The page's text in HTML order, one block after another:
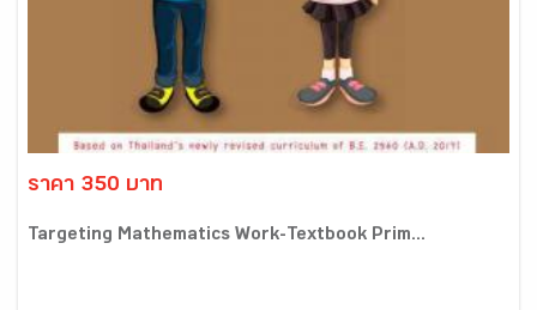
ราคา 350 บาท
Targeting Mathematics Work-Textbook Prim...